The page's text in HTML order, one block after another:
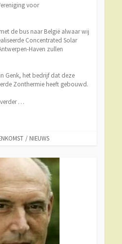
voor
de bus naar België alwaar wij
Concentrated Solar
Haven zullen
Genk, het bedrijf dat deze
Zonthermie heeft gebouwd.
…
/ NIEUWS